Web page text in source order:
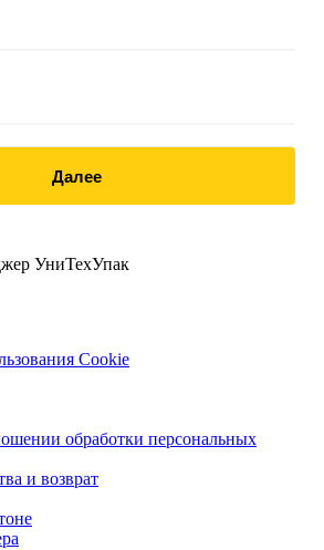
Далее
Cookie
обработки персональных
и возврат